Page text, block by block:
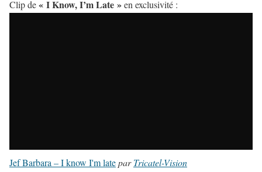
Clip de« I Know, I’m Late »en exclusivité :
Jef Barbara – I know I'm lateparTricatel-Vision